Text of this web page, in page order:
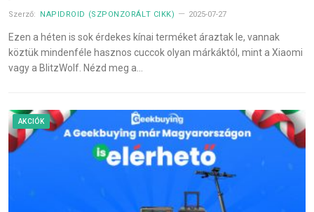
Szerző: NAPIDROID (SZPONZORÁLT CIKK) 2025-07-27
Ezen a héten is sok érdekes kínai terméket áraztak le, vannak
köztük mindenféle hasznos cuccok olyan márkáktól, mint a Xiaomi
vagy a BlitzWolf. Nézd meg a…
AKCIÓK